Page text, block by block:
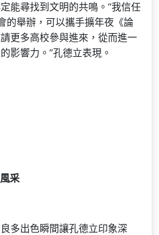
能尋找到文明的共鳴。“我信任
的舉辦，可以攜手擴年夜《論
更多高校參與進來，從而進一
影響力。”孔德立表現。
采
多出色瞬間讓孔德立印象深